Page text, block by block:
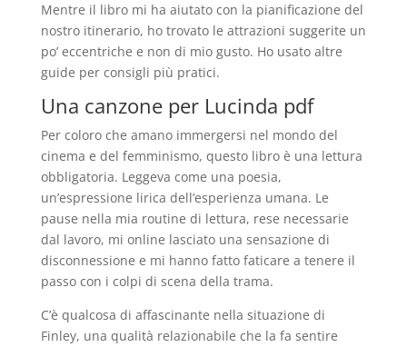
Mentre il libro mi ha aiutato con la pianificazione del
nostro itinerario, ho trovato le attrazioni suggerite un
po’ eccentriche e non di mio gusto. Ho usato altre
guide per consigli più pratici.
Una canzone per Lucinda pdf
Per coloro che amano immergersi nel mondo del
cinema e del femminismo, questo libro è una lettura
obbligatoria. Leggeva come una poesia,
un’espressione lirica dell’esperienza umana. Le
pause nella mia routine di lettura, rese necessarie
dal lavoro, mi online lasciato una sensazione di
disconnessione e mi hanno fatto faticare a tenere il
passo con i colpi di scena della trama.
C’è qualcosa di affascinante nella situazione di
Finley, una qualità relazionabile che la fa sentire